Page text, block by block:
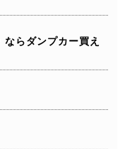
ならダンプカー買え